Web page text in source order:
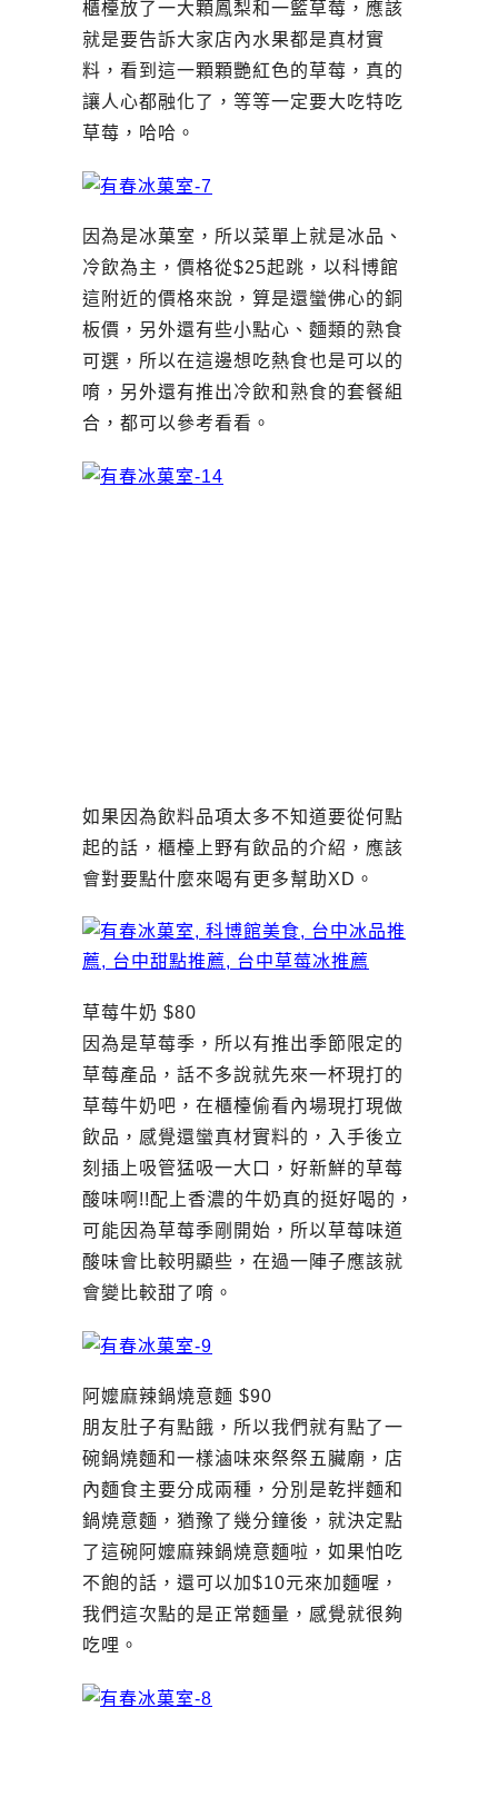
櫃檯放了一大顆鳳梨和一籃草莓，應該
就是要告訴大家店內水果都是真材實
料，看到這一顆顆艷紅色的草莓，真的
讓人心都融化了，等等一定要大吃特吃
草莓，哈哈。
因為是冰菓室，所以菜單上就是冰品、
冷飲為主，價格從$25起跳，以科博館
這附近的價格來說，算是還蠻佛心的銅
板價，另外還有些小點心、麵類的熟食
可選，所以在這邊想吃熱食也是可以的
唷，另外還有推出冷飲和熟食的套餐組
合，都可以參考看看。
如果因為飲料品項太多不知道要從何點
起的話，櫃檯上野有飲品的介紹，應該
會對要點什麼來喝有更多幫助XD。
草莓牛奶 $80
因為是草莓季，所以有推出季節限定的
草莓產品，話不多說就先來一杯現打的
草莓牛奶吧，在櫃檯偷看內場現打現做
飲品，感覺還蠻真材實料的，入手後立
刻插上吸管猛吸一大口，好新鮮的草莓
酸味啊!!配上香濃的牛奶真的挺好喝的，
可能因為草莓季剛開始，所以草莓味道
酸味會比較明顯些，在過一陣子應該就
會變比較甜了唷。
阿嬤麻辣鍋燒意麵 $90
朋友肚子有點餓，所以我們就有點了一
碗鍋燒麵和一樣滷味來祭祭五臟廟，店
內麵食主要分成兩種，分別是乾拌麵和
鍋燒意麵，猶豫了幾分鐘後，就決定點
了這碗阿嬤麻辣鍋燒意麵啦，如果怕吃
不飽的話，還可以加$10元來加麵喔，
我們這次點的是正常麵量，感覺就很夠
吃哩。